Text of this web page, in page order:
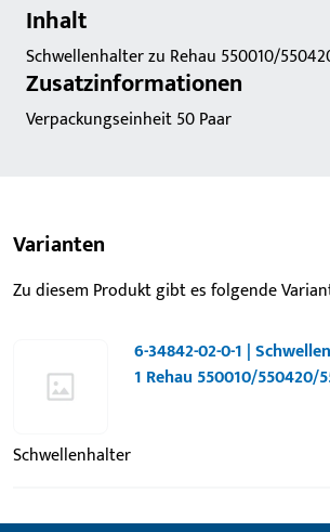
Inhalt
Schwellenhalter zu Rehau 550010/
Zusatzinformationen
Verpackungseinheit 50 Paar
Varianten
Zu diesem Produkt gibt es folgende
6-34842-02-0-1 |
1 Rehau 550010/550420/
Schwellenhalter